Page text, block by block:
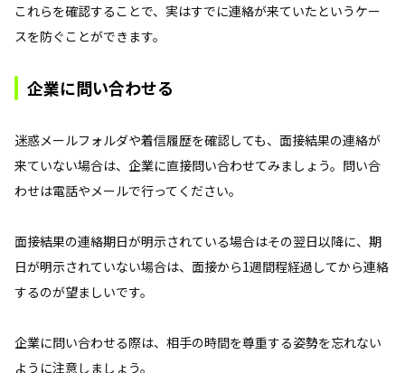
これらを確認することで、実はすでに連絡が来ていたというケー
スを防ぐことができます。
企業に問い合わせる
迷惑メールフォルダや着信履歴を確認しても、面接結果の連絡が
来ていない場合は、企業に直接問い合わせてみましょう。問い合
わせは電話やメールで行ってください。
面接結果の連絡期日が明示されている場合はその翌日以降に、期
日が明示されていない場合は、面接から1週間程経過してから連絡
するのが望ましいです。
企業に問い合わせる際は、相手の時間を尊重する姿勢を忘れない
ように注意しましょう。